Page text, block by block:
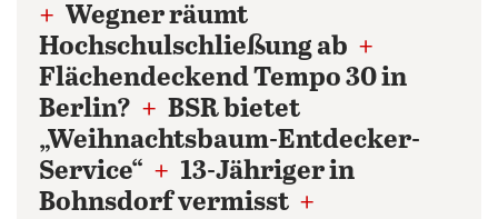
+ Wegner räumt
Hochschulschließung ab +
Flächendeckend Tempo 30 in
Berlin? + BSR bietet
„Weihnachtsbaum-Entdecker-
Service“ + 13-Jähriger in
Bohnsdorf vermisst +